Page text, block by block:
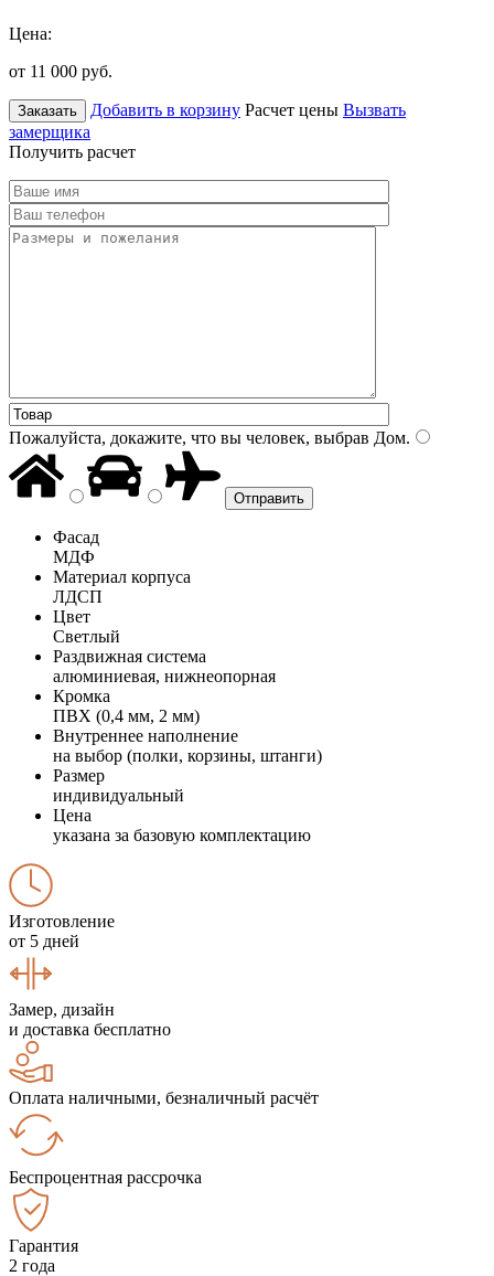
Цена:
от 11 000 руб.
Заказать Добавить в корзину Расчет цены Вызвать
замерщика
Получить расчет
Пожалуйста, докажите, что вы человек, выбрав Дом.
Фасад
МДФ
Материал корпуса
ЛДСП
Цвет
Светлый
Раздвижная система
алюминиевая, нижнеопорная
Кромка
ПВХ (0,4 мм, 2 мм)
Внутреннее наполнение
на выбор (полки, корзины, штанги)
Размер
индивидуальный
Цена
указана за базовую комплектацию
Изготовление
от 5 дней
Замер, дизайн
и доставка бесплатно
Оплата наличными, безналичный расчёт
Беспроцентная рассрочка
Гарантия
2 года